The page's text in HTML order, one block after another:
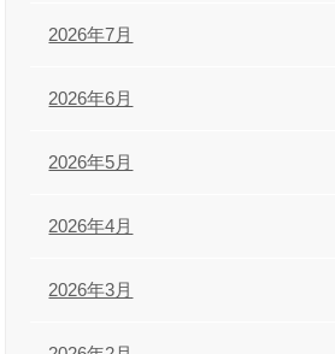
2026年7月
2026年6月
2026年5月
2026年4月
2026年3月